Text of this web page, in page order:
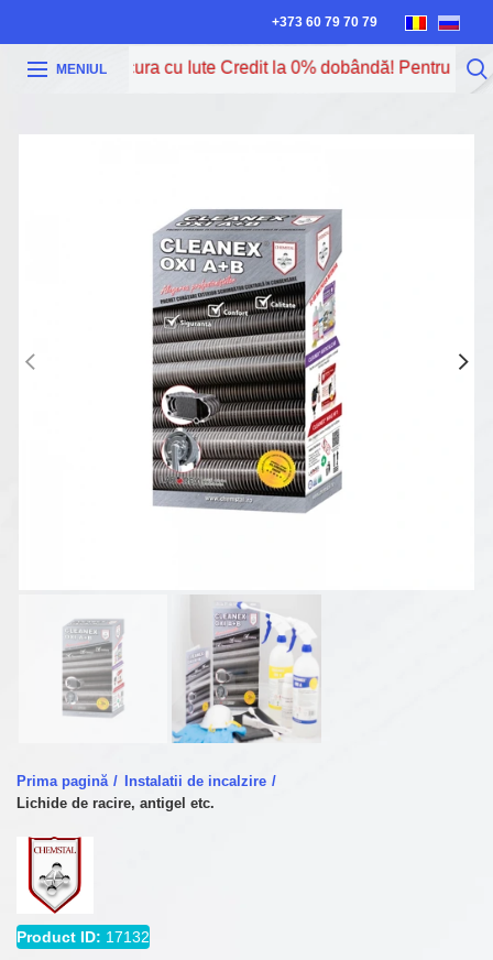
+373 60 79 70 79
MENIUL
poți procura cu Iute Credit la 0% dobândă! Pentru mai
Prima pagină
Instalatii de incalzire
Lichide de racire, antigel etc.
Product ID: 17132